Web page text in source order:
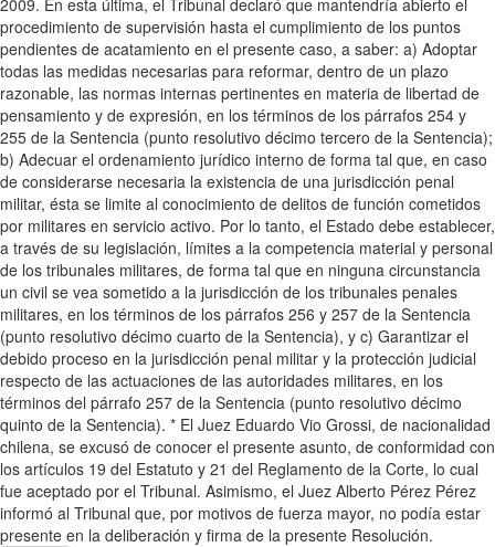
2009. En esta última, el Tribunal declaró que mantendría abierto el
procedimiento de supervisión hasta el cumplimiento de los puntos
pendientes de acatamiento en el presente caso, a saber: a) Adoptar
todas las medidas necesarias para reformar, dentro de un plazo
razonable, las normas internas pertinentes en materia de libertad de
pensamiento y de expresión, en los términos de los párrafos 254 y
255 de la Sentencia (punto resolutivo décimo tercero de la Sentencia);
b) Adecuar el ordenamiento jurídico interno de forma tal que, en caso
de considerarse necesaria la existencia de una jurisdicción penal
militar, ésta se limite al conocimiento de delitos de función cometidos
por militares en servicio activo. Por lo tanto, el Estado debe establecer,
a través de su legislación, límites a la competencia material y personal
de los tribunales militares, de forma tal que en ninguna circunstancia
un civil se vea sometido a la jurisdicción de los tribunales penales
militares, en los términos de los párrafos 256 y 257 de la Sentencia
(punto resolutivo décimo cuarto de la Sentencia), y c) Garantizar el
debido proceso en la jurisdicción penal militar y la protección judicial
respecto de las actuaciones de las autoridades militares, en los
términos del párrafo 257 de la Sentencia (punto resolutivo décimo
quinto de la Sentencia). * El Juez Eduardo Vio Grossi, de nacionalidad
chilena, se excusó de conocer el presente asunto, de conformidad con
los artículos 19 del Estatuto y 21 del Reglamento de la Corte, lo cual
fue aceptado por el Tribunal. Asimismo, el Juez Alberto Pérez Pérez
informó al Tribunal que, por motivos de fuerza mayor, no podía estar
presente en la deliberación y firma de la presente Resolución.